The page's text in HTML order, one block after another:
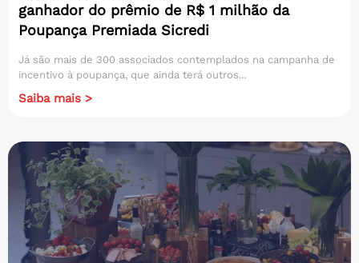
ganhador do prêmio de R$ 1 milhão da
Poupança Premiada Sicredi
Já são mais de 300 associados contemplados na campanha de
incentivo à poupança, que ainda terá outros...
Saiba mais >